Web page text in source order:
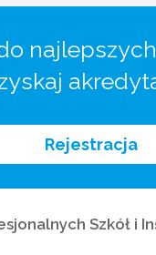
Rejestracja
Szkół i